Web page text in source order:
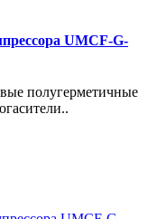
UMCF-G-
полугерметичные